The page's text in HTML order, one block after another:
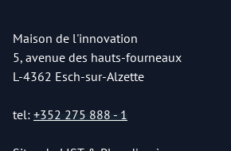
Maison de l'innovation
5, avenue des hauts-fourneaux
L-4362 Esch-sur-Alzette
tel: +352 275 888 - 1